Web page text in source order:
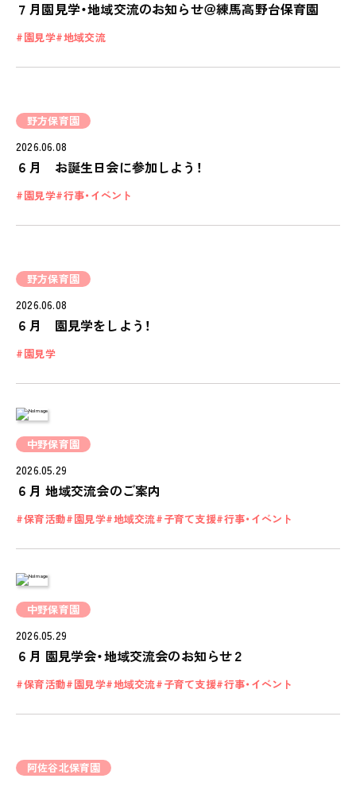
放課後等デイサービス
お知らせ
NEWS
COMPANY
ピノキオチャンネル
PINOKI'S YOUTUBE
７月園見学・地域交流のお知らせ＠練馬高野台保育園
園見学 地域交流
野方保育園
2026.06.08
６月 お誕生日会に参加しよう！
園見学 行事・イベント
野方保育園
2026.06.08
６月 園見学をしよう！
園見学
中野保育園
2026.05.29
６月 地域交流会のご案内
保育活動 園見学 地域交流 子育て支援 行事・イベント
中野保育園
2026.05.29
６月 園見学会・地域交流会のお知らせ２
保育活動 園見学 地域交流 子育て支援 行事・イベント
阿佐谷北保育園